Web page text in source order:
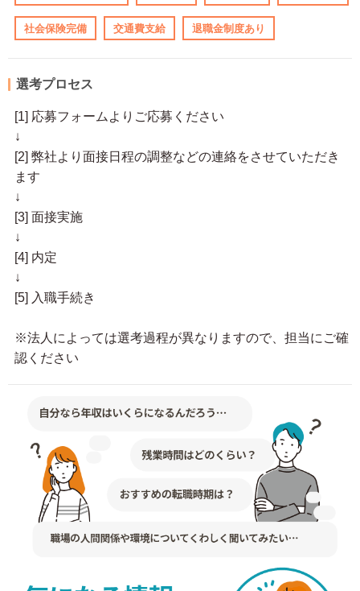
社会保険完備 交通費支給 退職金制度あり
選考プロセス
[1] 応募フォームよりご応募ください
↓
[2] 弊社より面接日程の調整などの連絡をさせていただき
ます
↓
[3] 面接実施
↓
[4] 内定
↓
[5] 入職手続き
※法人によっては選考過程が異なりますので、担当にご確
認ください